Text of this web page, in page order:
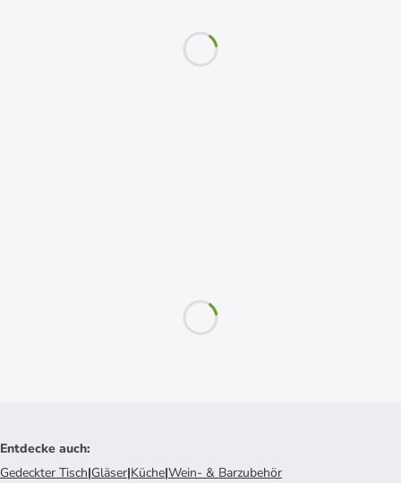
Entdecke auch:
Gedeckter Tisch|Gläser|Küche|Wein- & Barzubehör